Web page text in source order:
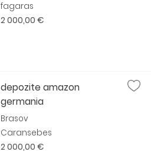
fagaras
2 000,00 €
depozite amazon
germania
Brasov
Caransebes
2 000,00 €